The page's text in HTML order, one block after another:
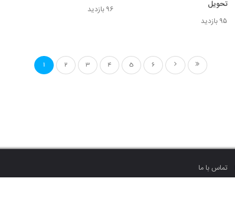
تحویل
۹۵ بازدید
۹۶ بازدید
1 2 3 4 5 6
تماس با ما